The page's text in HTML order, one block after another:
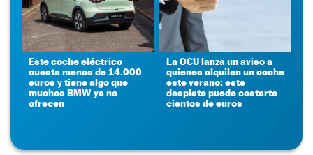
Este coche eléctrico
cuesta menos de 14.000
euros y tiene algo que
muchos BMW ya no
ofrecen
La OCU lanza un aviso a
quienes alquilen un coche
este verano: este
despiste puede costarte
cientos de euros